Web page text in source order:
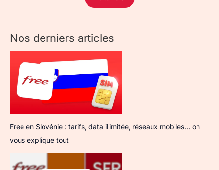
Nos derniers articles
Free en Slovénie : tarifs, data illimitée, réseaux mobiles… on
vous explique tout